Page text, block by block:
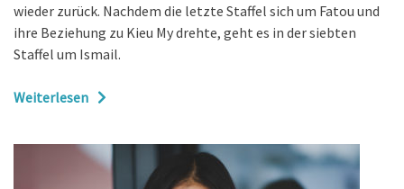
wieder zurück. Nachdem die letzte Staffel sich um Fatou und
ihre Beziehung zu Kieu My drehte, geht es in der siebten
Staffel um Ismail.
Weiterlesen